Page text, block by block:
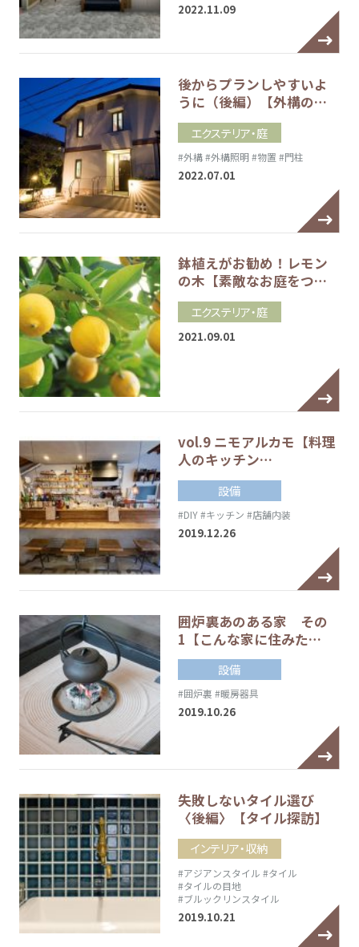
2022.11.09
後からプランしやすいよ
うに（後編）【外構の…
エクステリア・庭
#外構#外構照明 #物置 #門柱
2022.07.01
鉢植えがお勧め！レモン
の木【素敵なお庭をつ…
エクステリア・庭
2021.09.01
vol.9 ニモアルカモ【料理
人のキッチン…
設備
#DIY#キッチン #店舗内装
2019.12.26
囲炉裏あのある家 その
1【こんな家に住みた…
設備
#囲炉裏 #暖房器具
2019.10.26
失敗しないタイル選び
〈後編〉【タイル探訪】
インテリア・収納
#アジアンスタイル #タイル
#タイルの目地
#ブルックリンスタイル
2019.10.21